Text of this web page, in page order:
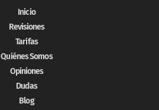
Inicio
Revisiones
Tarifas
Quiénes Somos
Opiniones
Dudas
Blog